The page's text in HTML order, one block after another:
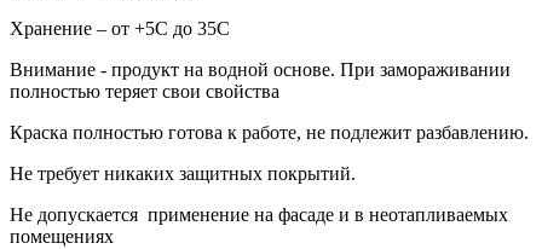
Хранение – от +5С до 35С
Внимание - продукт на водной основе. При замораживании
полностью теряет свои свойства
Краска полностью готова к работе, не подлежит разбавлению.
Не требует никаких защитных покрытий.
Не допускается применение на фасаде и в неотапливаемых
помещениях